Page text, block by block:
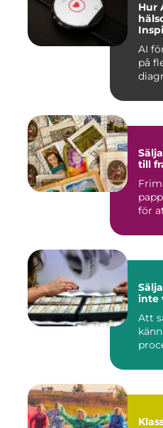
Hur
AI
på
till
för
inte
Att